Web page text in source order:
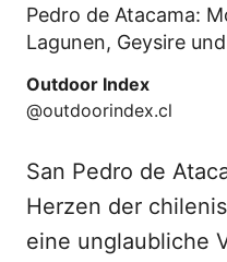
Pedro de Atacama:
Lagunen, Geysire
Outdoor Index
@outdoorindex.cl
San Pedro de
Herzen der
eine unglaubliche